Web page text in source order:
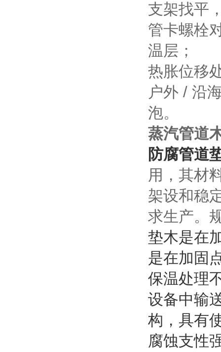
支架找平
管卡螺栓
温层；
热胀位移
户外 / 沿
泡。
蒸汽管道
防腐管道
用，其材
架设和稳
求生产。
垫木是在
是在加固
保温处理
设备中输
构，具有
腐蚀支性